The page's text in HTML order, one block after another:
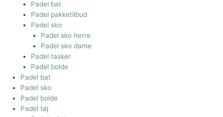
Padel bat
Padel pakketilbud
Padel sko
Padel sko herre
Padel sko dame
Padel tasker
Padel bolde
Padel bat
Padel sko
Padel bolde
Padel tøj